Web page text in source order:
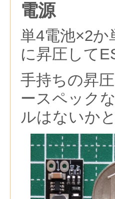
電源
単4電池×2か
に昇圧して
手持ちの昇
ースペック
ルはないか